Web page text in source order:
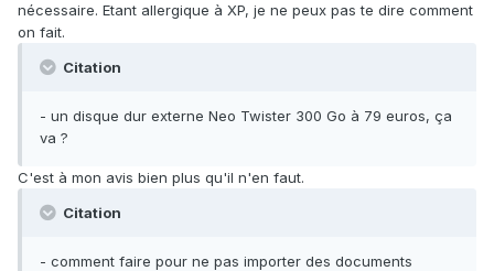
nécessaire. Etant allergique à XP, je ne peux pas te dire comment
on fait.
Citation
- un disque dur externe Neo Twister 300 Go à 79 euros, ça
va ?
C'est à mon avis bien plus qu'il n'en faut.
Citation
- comment faire pour ne pas importer des documents